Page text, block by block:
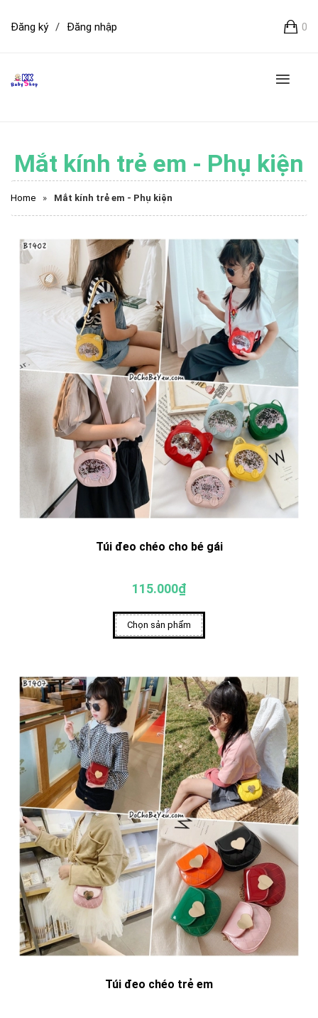
0
Đăng ký / Đăng nhập
Mắt kính trẻ em - Phụ kiện
Home » Mắt kính trẻ em - Phụ kiện
Túi đeo chéo cho bé gái
115.000₫
Chọn sản phẩm
Túi đeo chéo trẻ em